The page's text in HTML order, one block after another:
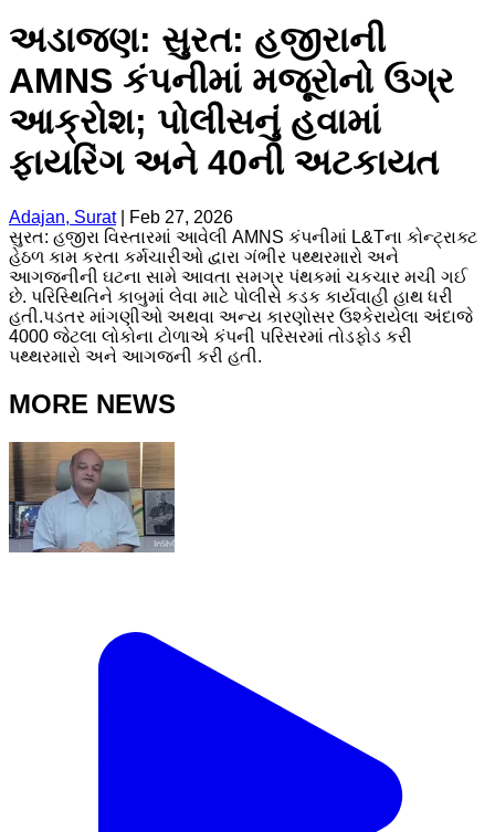
અડાજણ: ​સુરત: હજીરાની
AMNS કંપનીમાં મજૂરોનો ઉગ્ર
આક્રોશ; પોલીસનું હવામાં
ફાયરિંગ અને 40ની અટકાયત
Adajan, Surat|
Feb 27, 2026
​સુરત: હજીરા વિસ્તારમાં આવેલી AMNS કંપનીમાં L&Tના કોન્ટ્રાક્ટ
હેઠળ કામ કરતા કર્મચારીઓ દ્વારા ગંભીર પથ્થરમારો અને
આગજનીની ઘટના સામે આવતા સમગ્ર પંથકમાં ચકચાર મચી ગઈ
છે. પરિસ્થિતિને કાબુમાં લેવા માટે પોલીસે કડક કાર્યવાહી હાથ ધરી
હતી.પડતર માંગણીઓ અથવા અન્ય કારણોસર ઉશ્કેરાયેલા અંદાજે
4000 જેટલા લોકોના ટોળાએ કંપની પરિસરમાં તોડફોડ કરી
પથ્થરમારો અને આગજની કરી હતી.
MORE NEWS